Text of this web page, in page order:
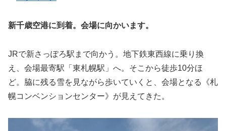
新千歳空港に到着。会場に向かいます。
JRで新さっぽろ駅まで向かう。地下鉄東西線に乗り換
え、会場最寄駅「東札幌駅」へ。そこから徒歩10分ほ
ど。脇に残る雪を見ながら歩いていくと、会場となる《札
幌コンベンションセンター》が見えてきた。